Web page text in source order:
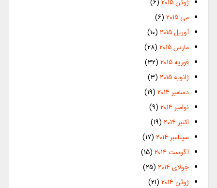
ژوئن 2015
(6)
می 2015
(6)
آوریل 2015
(10)
مارس 2015
(28)
فوریه 2015
(32)
ژانویه 2015
(3)
دسامبر 2014
(19)
نوامبر 2014
(9)
اکتبر 2014
(19)
سپتامبر 2014
(17)
آگوست 2014
(15)
جولای 2014
(25)
ژوئن 2014
(21)